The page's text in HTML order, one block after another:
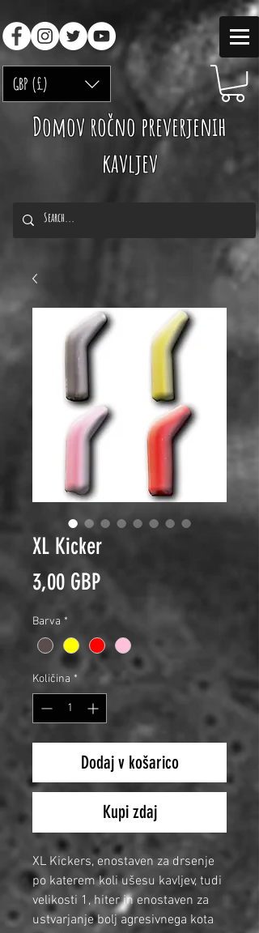
GBP (£)
Domov ročno preverjenih
kavljev
XL Kicker
3,00 GBPPrice
Barva *
Količina *
Dodaj v košarico
Kupi zdaj
XL Kickers, enostaven za drsenje
po katerem koli ušesu kavljev, tudi
velikosti 1, hiter in enostaven za
ustvarjanje bolj agresivnega kota